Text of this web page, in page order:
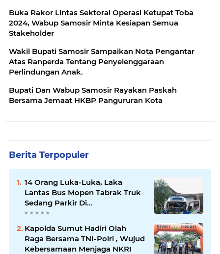
Buka Rakor Lintas Sektoral Operasi Ketupat Toba
2024, Wabup Samosir Minta Kesiapan Semua
Stakeholder
Wakil Bupati Samosir Sampaikan Nota Pengantar
Atas Ranperda Tentang Penyelenggaraan
Perlindungan Anak.
Bupati Dan Wabup Samosir Rayakan Paskah
Bersama Jemaat HKBP Pangururan Kota
Berita Terpopuler
14 Orang Luka-Luka, Laka
Lantas Bus Mopen Tabrak Truk
Sedang Parkir Di
Siborongborong
Kapolda Sumut Hadiri Olah
Raga Bersama TNI-Polri , Wujud
Kebersamaan Menjaga NKRI